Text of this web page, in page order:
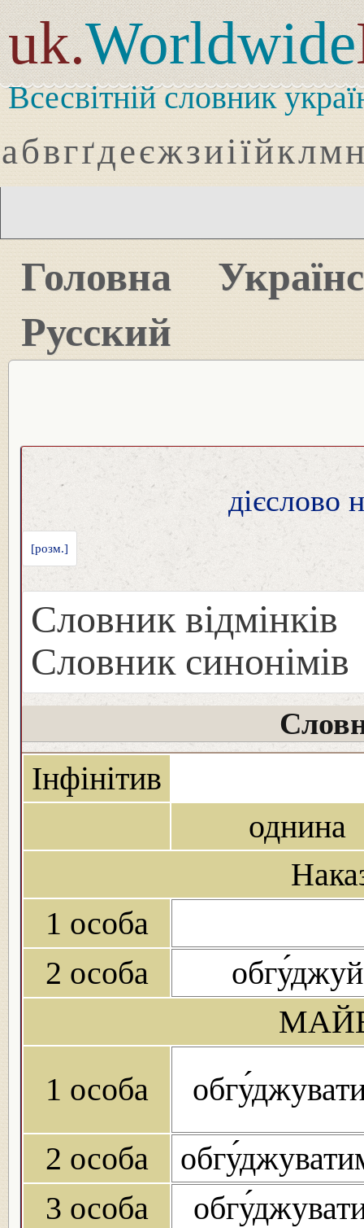
uk.Worldwide
Всесвітній словник
абвгґдеєжзиіїйклмн
Головна
Русский
дієслово
[розм.]
Словник відмінків
Словник синонімів
Інфінітив
однина
1 особа
2 особа
обгу́джуй
1 особа
2 особа
3 особа